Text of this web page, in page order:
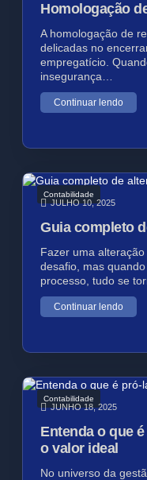
Homologação
A homologação de
delicadas no
empregatício.
insegurança…
Continuar lendo
Contabilidade
JULHO 10, 2025
Guia completo
Fazer uma
desafio, mas
processo, tudo se
Continuar lendo
Contabilidade
JUNHO 18, 2025
Entenda o que
o valor ideal
No universo da